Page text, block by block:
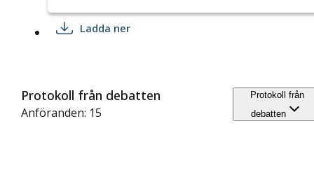
Ladda ner
Protokoll från debatten
Anföranden: 15
Protokoll från
debatten